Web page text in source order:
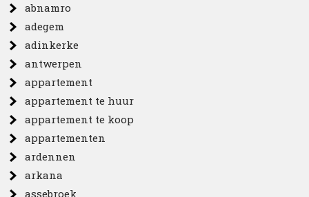
abnamro
adegem
adinkerke
antwerpen
appartement
appartement te huur
appartement te koop
appartementen
ardennen
arkana
assebroek